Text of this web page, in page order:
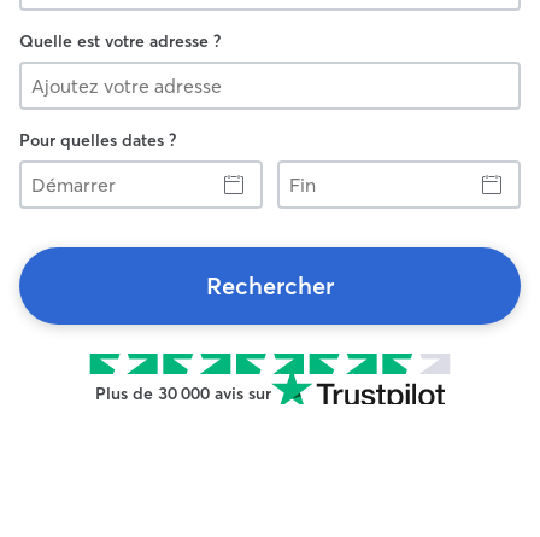
Quelle est votre adresse ?
Pour quelles dates ?
Démarrer
Fin
Rechercher
Plus de 30 000 avis sur